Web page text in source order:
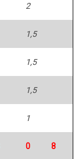
2
1,5
1,5
1,5
1
0 8